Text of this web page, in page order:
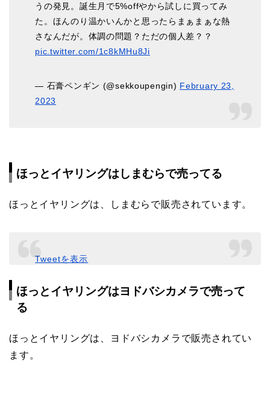
うの発見。誕生月で5%offやから試しに買ってみ
た。ほんのり温かいんかと思ったらまぁまぁな熱
さなんだが。体調の問題？ただの個人差？？
pic.twitter.com/1c8kMHu8Ji
— 石膏ペンギン (@sekkoupengin) February 23,
2023
ほっとイヤリングはしまむらで売ってる
ほっとイヤリングは、しまむらで販売されています。
Tweetを表示
ほっとイヤリングはヨドバシカメラで売って
る
ほっとイヤリングは、ヨドバシカメラで販売されてい
ます。